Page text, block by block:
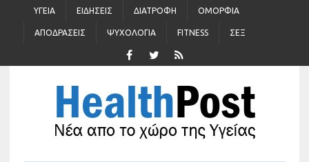
ΥΓΕΊΑ ΕΙΔΉΣΕΙΣ ΔΙΑΤΡΟΦΉ ΟΜΟΡΦΙΆ
ΑΠΟΔΡΆΣΕΙΣ ΨΥΧΟΛΟΓΊΑ FITNESS ΣΈΞ